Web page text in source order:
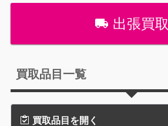
出張買取
買取品目一覧
買取品目を開く